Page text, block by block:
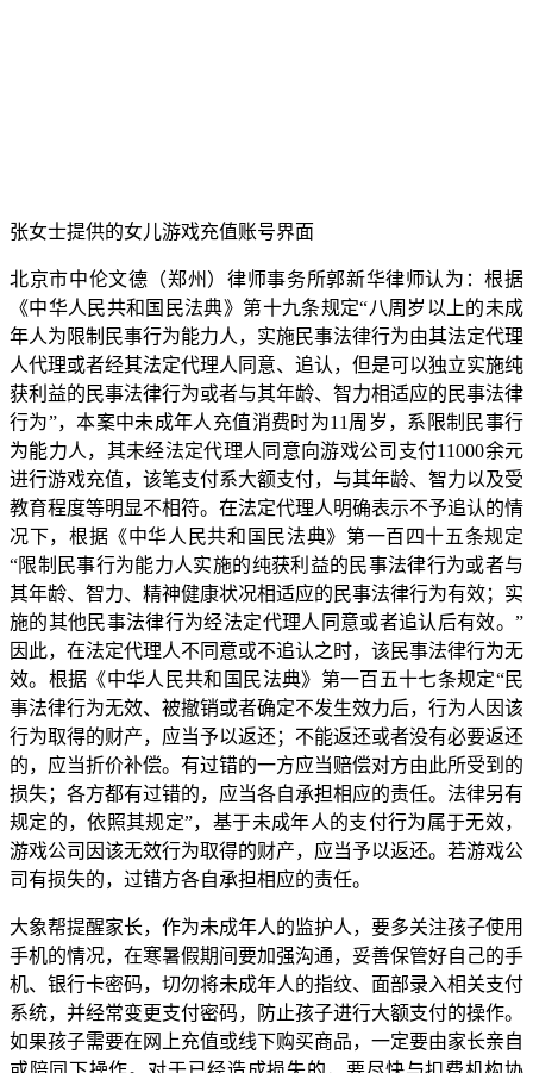
张女士提供的女儿游戏充值账号界面
北京市中伦文德（郑州）律师事务所郭新华律师认为：根据
《中华人民共和国民法典》第十九条规定“八周岁以上的未成
年人为限制民事行为能力人，实施民事法律行为由其法定代理
人代理或者经其法定代理人同意、追认，但是可以独立实施纯
获利益的民事法律行为或者与其年龄、智力相适应的民事法律
行为”，本案中未成年人充值消费时为11周岁，系限制民事行
为能力人，其未经法定代理人同意向游戏公司支付11000余元
进行游戏充值，该笔支付系大额支付，与其年龄、智力以及受
教育程度等明显不相符。在法定代理人明确表示不予追认的情
况下，根据《中华人民共和国民法典》第一百四十五条规定
“限制民事行为能力人实施的纯获利益的民事法律行为或者与
其年龄、智力、精神健康状况相适应的民事法律行为有效；实
施的其他民事法律行为经法定代理人同意或者追认后有效。”
因此，在法定代理人不同意或不追认之时，该民事法律行为无
效。根据《中华人民共和国民法典》第一百五十七条规定“民
事法律行为无效、被撤销或者确定不发生效力后，行为人因该
行为取得的财产，应当予以返还；不能返还或者没有必要返还
的，应当折价补偿。有过错的一方应当赔偿对方由此所受到的
损失；各方都有过错的，应当各自承担相应的责任。法律另有
规定的，依照其规定”，基于未成年人的支付行为属于无效，
游戏公司因该无效行为取得的财产，应当予以返还。若游戏公
司有损失的，过错方各自承担相应的责任。
大象帮提醒家长，作为未成年人的监护人，要多关注孩子使用
手机的情况，在寒暑假期间要加强沟通，妥善保管好自己的手
机、银行卡密码，切勿将未成年人的指纹、面部录入相关支付
系统，并经常变更支付密码，防止孩子进行大额支付的操作。
如果孩子需要在网上充值或线下购买商品，一定要由家长亲自